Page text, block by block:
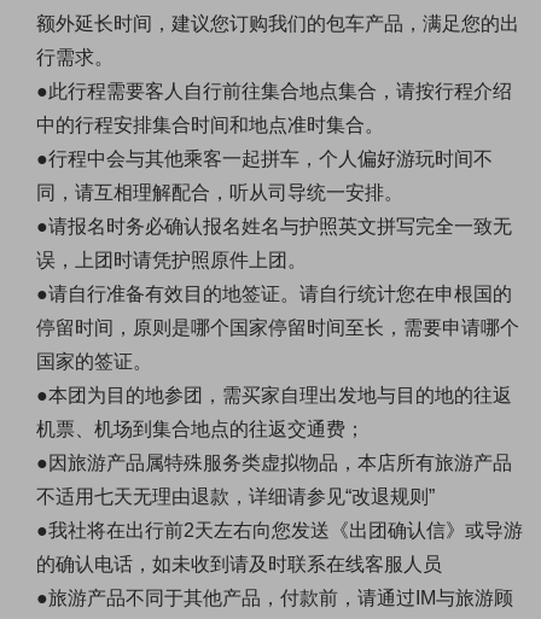
额外延长时间，建议您订购我们的包车产品，满足您的出
行需求。
●此行程需要客人自行前往集合地点集合，请按行程介绍
中的行程安排集合时间和地点准时集合。
●行程中会与其他乘客一起拼车，个人偏好游玩时间不
同，请互相理解配合，听从司导统一安排。
●请报名时务必确认报名姓名与护照英文拼写完全一致无
误，上团时请凭护照原件上团。
●请自行准备有效目的地签证。请自行统计您在申根国的
停留时间，原则是哪个国家停留时间至长，需要申请哪个
国家的签证。
●本团为目的地参团，需买家自理出发地与目的地的往返
机票、机场到集合地点的往返交通费；
●因旅游产品属特殊服务类虚拟物品，本店所有旅游产品
不适用七天无理由退款，详细请参见“改退规则”
●我社将在出行前2天左右向您发送《出团确认信》或导游
的确认电话，如未收到请及时联系在线客服人员
●旅游产品不同于其他产品，付款前，请通过IM与旅游顾